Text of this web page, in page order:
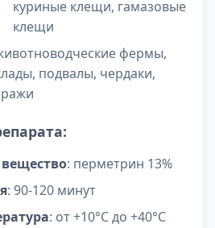
куриные клещи, гамазовые
клещи
фермы,
подвалы, чердаки,
: перметрин 13%
: 90-120 минут
: от +10°С до +40°С